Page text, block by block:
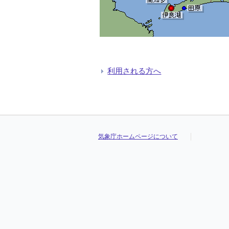
利用される方へ
気象庁ホームページについて